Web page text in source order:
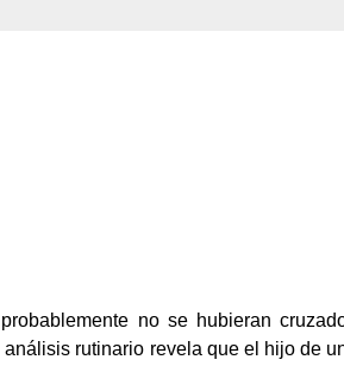
no se hubieran
rutinario revela que el hijo de